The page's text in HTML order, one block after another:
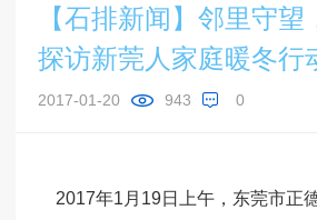
【石排新闻】邻里守
探访新莞人家庭暖冬行
2017-01-20 943 0
2017年1月19日上午，东莞市正